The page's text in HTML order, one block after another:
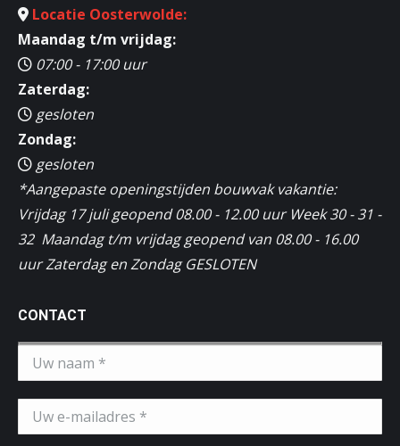
Locatie Oosterwolde:
Maandag t/m vrijdag:
07:00 - 17:00 uur
Zaterdag:
gesloten
Zondag:
gesloten
*Aangepaste openingstijden bouwvak vakantie:
Vrijdag 17 juli geopend 08.00 - 12.00 uur Week 30 - 31 -
32 Maandag t/m vrijdag geopend van 08.00 - 16.00
uur Zaterdag en Zondag GESLOTEN
CONTACT